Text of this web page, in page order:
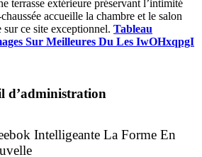
terrasse extérieure préservant l’intimité
accueille la chambre et le salon
ce site exceptionnel. Tableau
Sur Meilleures Du Les IwOHxqpgI
d’administration
Intelligeante La Forme En